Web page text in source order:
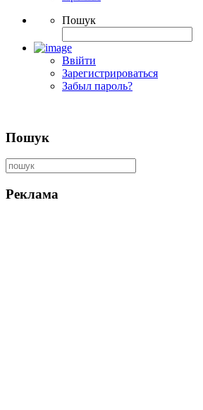
Пошук
Ввійти
Зарегистрироваться
Забыл пароль?
Пошук
Реклама